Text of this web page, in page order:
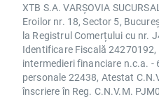
XTB S.A. VARȘOVIA
Eroilor nr. 18, Sector 5,
la Registrul Comerțului cu nr.
Identificare Fiscală
intermedieri financiare n.c.a. -
personale 22438, Atestat
înscriere în Reg. C.N.V.M.